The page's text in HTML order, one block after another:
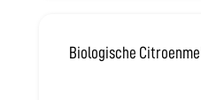
Biologische